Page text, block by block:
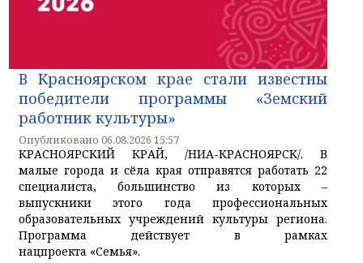
В Красноярском крае стали известны
победители программы «Земский
работник культуры»
Опубликовано 06.08.2026 15:57
КРАСНОЯРСКИЙ КРАЙ, /НИА-КРАСНОЯРСК/. В
малые города и сёла края отправятся работать 22
специалиста, большинство из которых –
выпускники этого года профессиональных
образовательных учреждений культуры региона.
Программа действует в рамках
нацпроекта «Семья».